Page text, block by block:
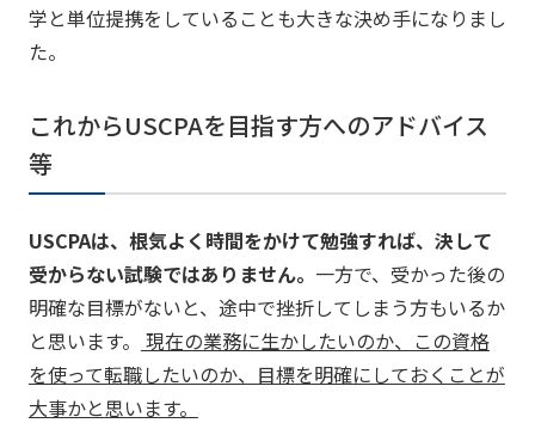
学と単位提携をしていることも大きな決め手になりまし
た。
これからUSCPAを目指す方へのアドバイス
等
USCPAは、根気よく時間をかけて勉強すれば、決して
受からない試験ではありません。 一方で、受かった後の
明確な目標がないと、途中で挫折してしまう方もいるか
と思います。 現在の業務に生かしたいのか、この資格
を使って転職したいのか、目標を明確にしておくことが
大事かと思います。